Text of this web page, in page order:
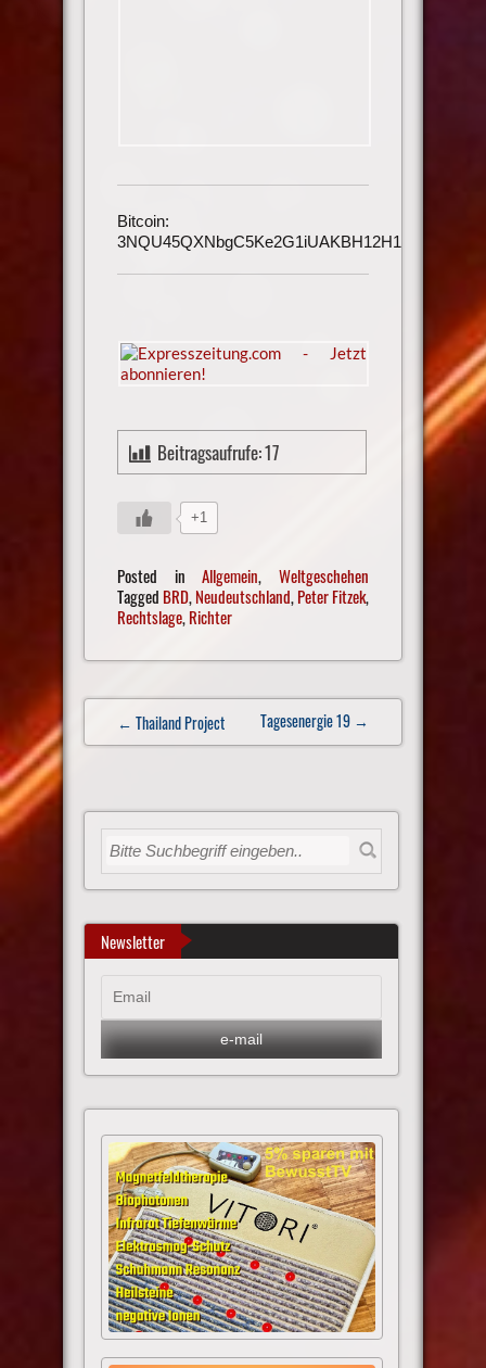
Bitcoin:
3NQU45QXNbgC5Ke2G1iUAKBH12H1h3UmAu
Beitragsaufrufe:17
+1
Posted inAllgemein,Weltgeschehen
Tagged BRD,Neudeutschland,Peter Fitzek,
Rechtslage,Richter
Post
navigation
← Thailand Project Tagesenergie 19 →
Newsletter